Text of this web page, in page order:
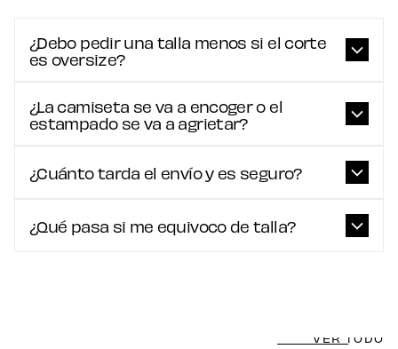
¿Debo pedir una talla menos si el corte
es oversize?
¿La camiseta se va a encoger o el
estampado se va a agrietar?
¿Cuánto tarda el envío y es seguro?
¿Qué pasa si me equivoco de talla?
VER TODO